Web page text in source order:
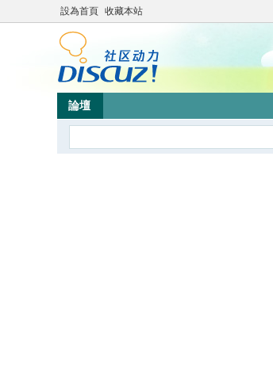
設為首頁 收藏本站
論壇